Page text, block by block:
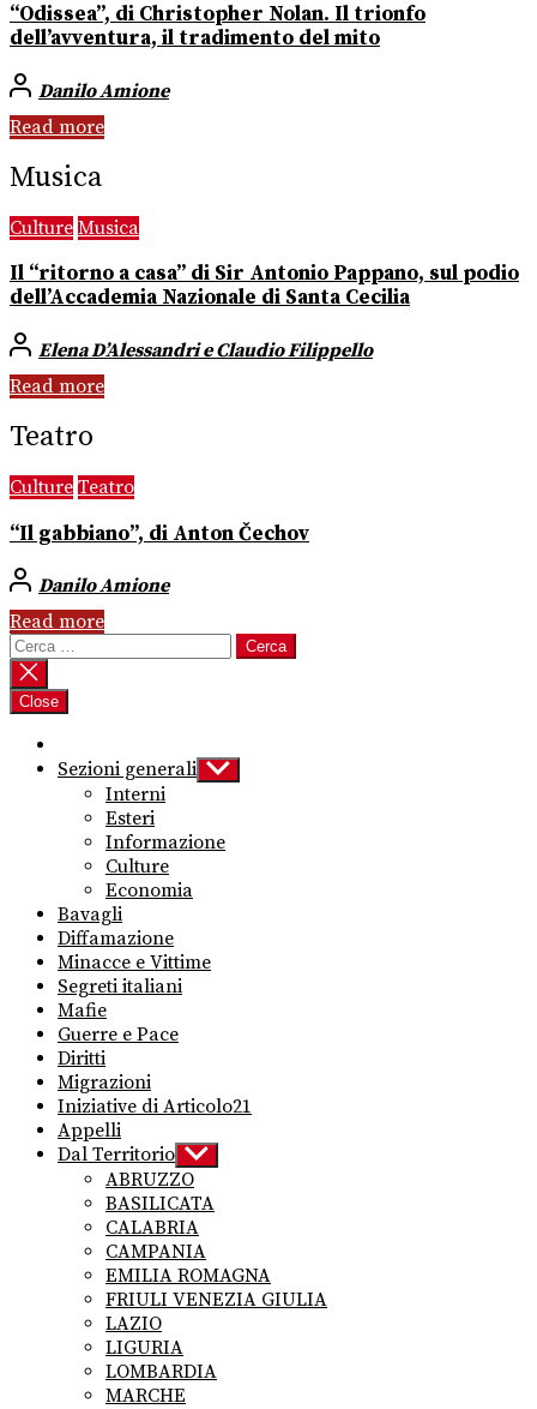
“Odissea”, di Christopher Nolan. Il trionfo
dell’avventura, il tradimento del mito
Danilo Amione
Read more
Musica
Culture Musica
Il “ritorno a casa” di Sir Antonio Pappano, sul podio
dell’Accademia Nazionale di Santa Cecilia
Elena D’Alessandri e Claudio Filippello
Read more
Teatro
Culture Teatro
“Il gabbiano”, di Anton Čechov
Danilo Amione
Read more
Ricerca
per:
Close
Sezioni generali Show
sub
Interni
Esteri
Informazione
Culture
Economia
Bavagli
Diffamazione
Minacce e Vittime
Segreti italiani
Mafie
Guerre e Pace
Diritti
Migrazioni
Iniziative di Articolo21
Appelli
Dal Territorio Show
sub
menu
ABRUZZO
BASILICATA
CALABRIA
CAMPANIA
EMILIA ROMAGNA
FRIULI VENEZIA GIULIA
LAZIO
LIGURIA
LOMBARDIA
MARCHE